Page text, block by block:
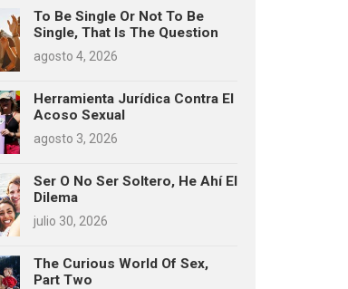
To Be Single Or Not To Be
Single, That Is The Question
agosto 4, 2026
Herramienta Jurídica Contra El
Acoso Sexual
agosto 3, 2026
Ser O No Ser Soltero, He Ahí El
Dilema
julio 30, 2026
The Curious World Of Sex,
Part Two